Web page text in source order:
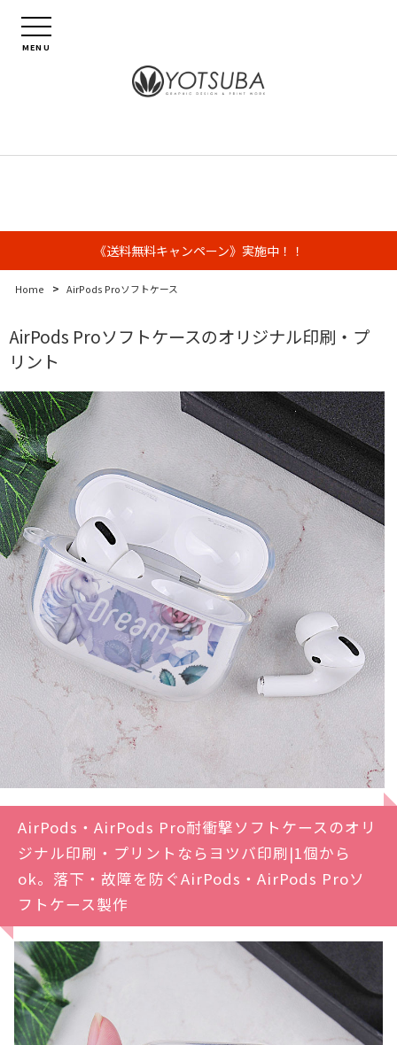
MENU
《送料無料キャンペーン》実施中！！
Home > AirPods Proソフトケース
AirPods Proソフトケースのオリジナル印刷・プ
リント
AirPods・AirPods Pro耐衝撃ソフトケースのオリ
ジナル印刷・プリントならヨツバ印刷|1個から
ok。落下・故障を防ぐAirPods・AirPods Proソ
フトケース製作